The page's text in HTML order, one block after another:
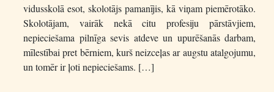
vidusskolā esot, skolotājs pamanījis, kā viņam piemērotāko.
Skolotājam, vairāk nekā citu profesiju pārstāvjiem,
nepieciešama pilnīga sevis atdeve un upurēšanās darbam,
mīlestībai pret bērniem, kurš neizceļas ar augstu atalgojumu,
un tomēr ir ļoti nepieciešams. […]